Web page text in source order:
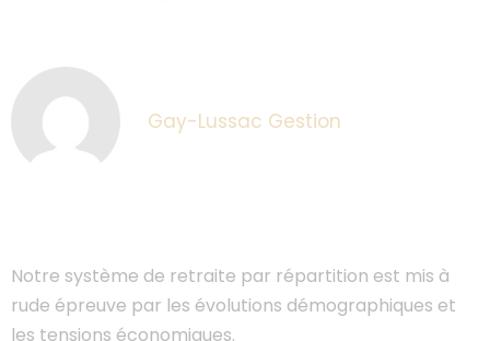
Gay-Lussac Gestion
Notre système de retraite par répartition est mis à
rude épreuve par les évolutions démographiques et
les tensions économiques.